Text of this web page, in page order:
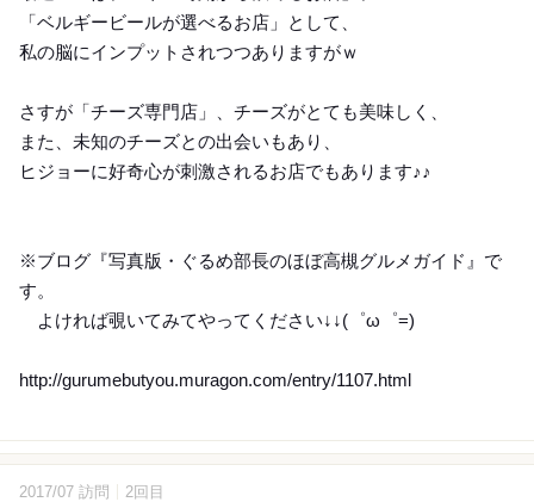
「ベルギービールが選べるお店」として、
私の脳にインプットされつつありますがｗ
さすが「チーズ専門店」、チーズがとても美味しく、
また、未知のチーズとの出会いもあり、
ヒジョーに好奇心が刺激されるお店でもあります♪♪
※ブログ『写真版・ぐるめ部長のほぼ高槻グルメガイド』で
す。
よければ覗いてみてやってください↓↓(゜ω゜=)
http://gurumebutyou.muragon.com/entry/1107.html
2017/07 訪問 2回目